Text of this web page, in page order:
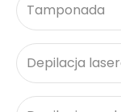
Tamponada
Depilacja